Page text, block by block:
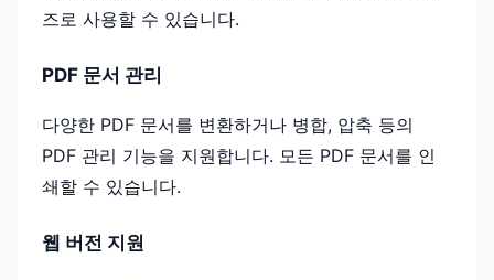
즈로 사용할 수 있습니다.
PDF 문서 관리
다양한 PDF 문서를 변환하거나 병합, 압축 등의
PDF 관리 기능을 지원합니다. 모든 PDF 문서를 인
쇄할 수 있습니다.
웹 버전 지원